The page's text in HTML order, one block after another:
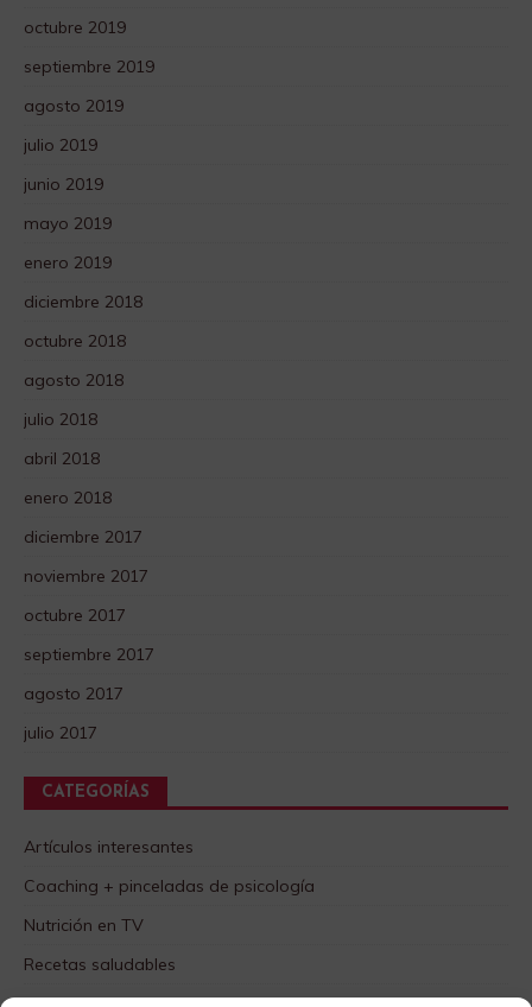
octubre 2019
septiembre 2019
agosto 2019
julio 2019
junio 2019
mayo 2019
enero 2019
diciembre 2018
octubre 2018
agosto 2018
julio 2018
abril 2018
enero 2018
diciembre 2017
noviembre 2017
octubre 2017
septiembre 2017
agosto 2017
julio 2017
CATEGORÍAS
Artículos interesantes
Coaching + pinceladas de psicología
Nutrición en TV
Recetas saludables